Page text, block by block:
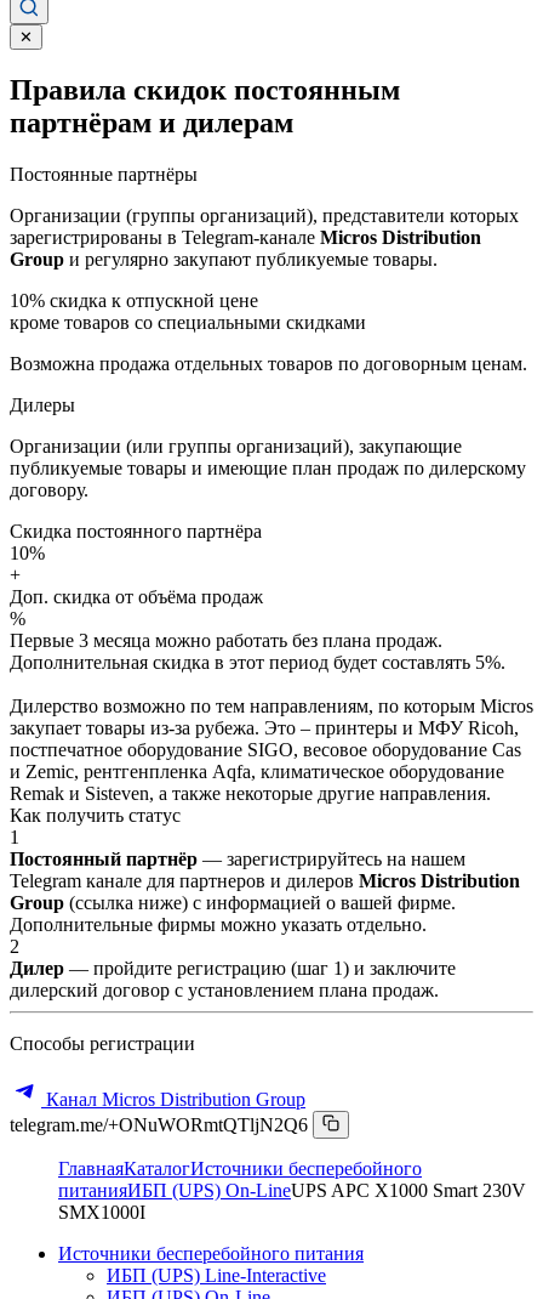
✕
Правила скидок постоянным
партнёрам и дилерам
Постоянные партнёры
Организации (группы организаций), представители которых
зарегистрированы в Telegram-канале Micros Distribution
Group и регулярно закупают публикуемые товары.
10% скидка к отпускной цене
кроме товаров со специальными скидками
Возможна продажа отдельных товаров по договорным ценам.
Дилеры
Организации (или группы организаций), закупающие
публикуемые товары и имеющие план продаж по дилерскому
договору.
Скидка постоянного партнёра
10%
+
Доп. скидка от объёма продаж
%
Первые 3 месяца можно работать без плана продаж.
Дополнительная скидка в этот период будет составлять 5%.
Дилерство возможно по тем направлениям, по которым Micros
закупает товары из-за рубежа. Это – принтеры и МФУ Ricoh,
постпечатное оборудование SIGO, весовое оборудование Cas
и Zemic, рентгенпленка Aqfa, климатическое оборудование
Remak и Sisteven, а также некоторые другие направления.
Как получить статус
1
Постоянный партнёр — зарегистрируйтесь на нашем
Telegram канале для партнеров и дилеров Micros Distribution
Group (ссылка ниже) с информацией о вашей фирме.
Дополнительные фирмы можно указать отдельно.
2
Дилер — пройдите регистрацию (шаг 1) и заключите
дилерский договор с установлением плана продаж.
Способы регистрации
Канал Micros Distribution Group
telegram.me/+ONuWORmtQTljN2Q6
ГлавнаяКаталогИсточники бесперебойного
питанияИБП (UPS) On-LineUPS APC X1000 Smart 230V
SMX1000I
Источники бесперебойного питания
ИБП (UPS) Line-Interactive